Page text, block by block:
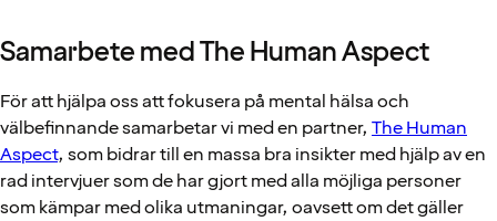
Samarbete med The Human Aspect
För att hjälpa oss att fokusera på mental hälsa och
välbefinnande samarbetar vi med en partner, The Human
Aspect, som bidrar till en massa bra insikter med hjälp av en
rad intervjuer som de har gjort med alla möjliga personer
som kämpar med olika utmaningar, oavsett om det gäller